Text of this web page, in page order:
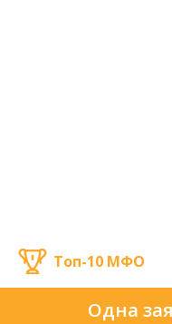
Одна
Топ-10 МФО